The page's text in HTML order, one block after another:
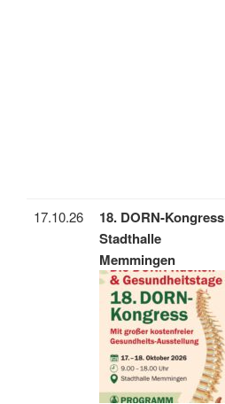
17.10.26
18. DORN-Kongress
Stadthalle
Memmingen